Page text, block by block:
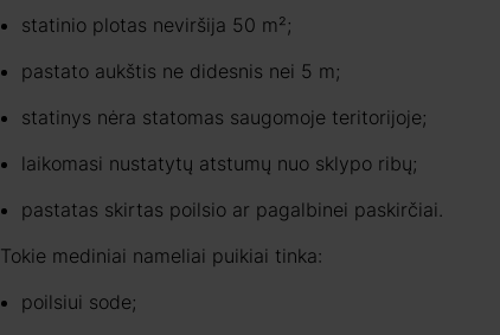
statinio plotas neviršija 50 m²;
pastato aukštis ne didesnis nei 5 m;
statinys nėra statomas saugomoje teritorijoje;
laikomasi nustatytų atstumų nuo sklypo ribų;
pastatas skirtas poilsio ar pagalbinei paskirčiai.
Tokie mediniai nameliai puikiai tinka:
poilsiui sode;